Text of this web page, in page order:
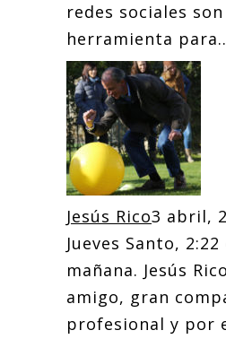
redes sociales
herramienta
Jesús Rico3 abril,
Jueves Santo, 2:22
mañana. Jesús
amigo, gran
profesional y por